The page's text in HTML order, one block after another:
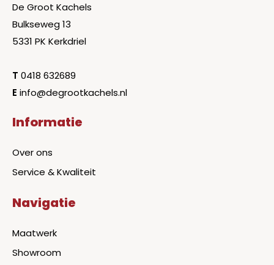
De Groot Kachels
Bulkseweg 13
5331 PK Kerkdriel
T 0418 632689
E info@degrootkachels.nl
Informatie
Over ons
Service & Kwaliteit
Navigatie
Maatwerk
Showroom